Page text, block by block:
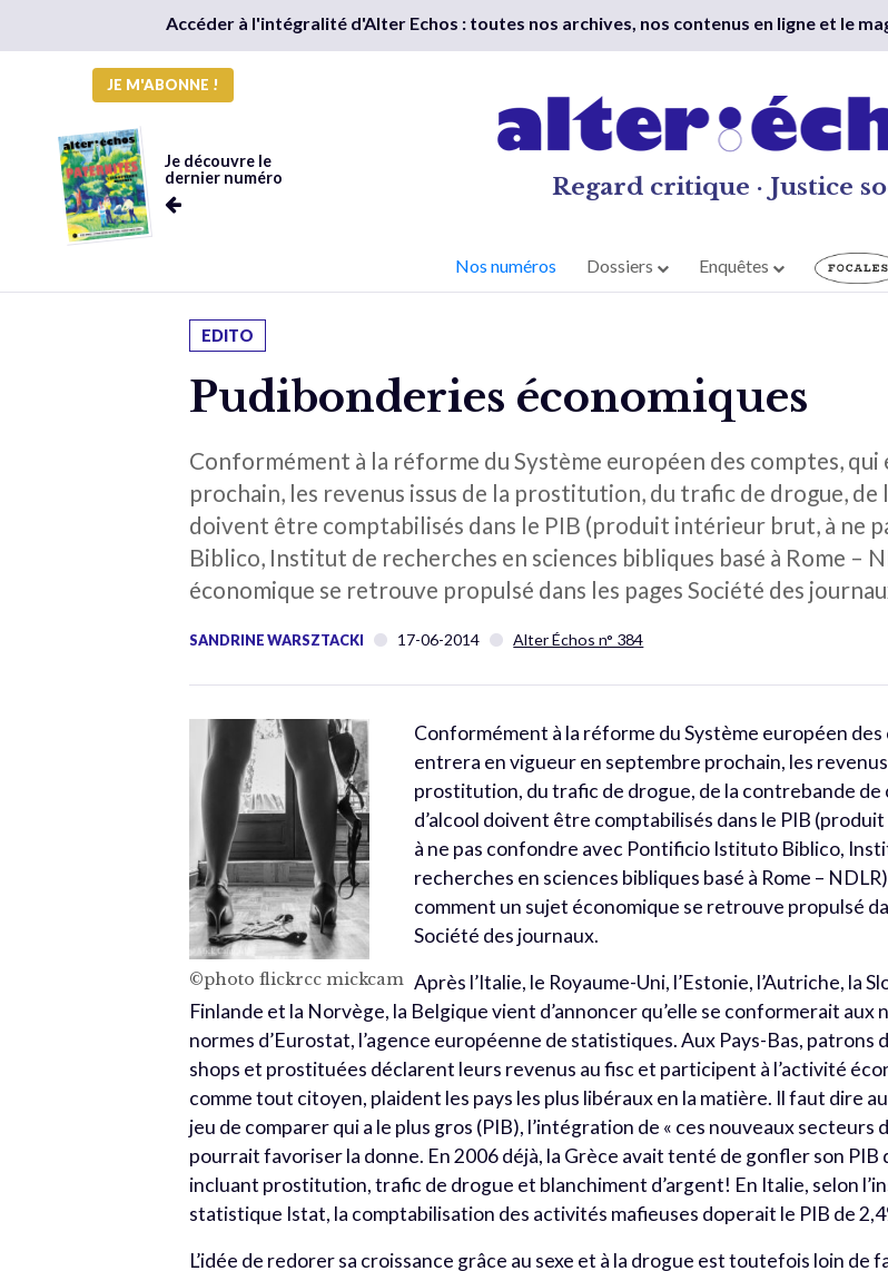
Accéder à l'intégralité d'Alter Echos : toutes nos archives, nos contenus en ligne et le
JE M'ABONNE !
Je découvre le
dernier numéro
Regard critique · Justice
Nos numéros Dossiers Enquêtes
EDITO
Pudibonderies économiques
Conformément à la réforme du Système européen des comptes,
prochain, les revenus issus de la prostitution, du trafic de drogue,
doivent être comptabilisés dans le PIB (produit intérieur brut, à ne
Biblico, Institut de recherches en sciences bibliques basé à Rome –
économique se retrouve propulsé dans les pages Société des
SANDRINE WARSZTACKI 17-06-2014 Alter Échos n° 384
©photo flickrcc mickcam
Conformément à la réforme du Système européen des
entrera en vigueur en septembre prochain, les revenus
prostitution, du trafic de drogue, de la contrebande
d’alcool doivent être comptabilisés dans le PIB
à ne pas confondre avec Pontificio Istituto Biblico,
recherches en sciences bibliques basé à Rome –
comment un sujet économique se retrouve propulsé
Société des journaux.
Après l’Italie, le Royaume-Uni, l’Estonie, l’Autriche, la
Finlande et la Norvège, la Belgique vient d’annoncer qu’elle se conformerait aux
normes d’Eurostat, l’agence européenne de statistiques. Aux Pays-Bas, patrons
shops et prostituées déclarent leurs revenus au fisc et participent à l’activité
comme tout citoyen, plaident les pays les plus libéraux en la matière. Il faut dire
jeu de comparer qui a le plus gros (PIB), l’intégration de « ces nouveaux secteurs
pourrait favoriser la donne. En 2006 déjà, la Grèce avait tenté de gonfler son PIB
incluant prostitution, trafic de drogue et blanchiment d’argent! En Italie, selon
statistique Istat, la comptabilisation des activités mafieuses doperait le PIB de
L’idée de redorer sa croissance grâce au sexe et à la drogue est toutefois loin de